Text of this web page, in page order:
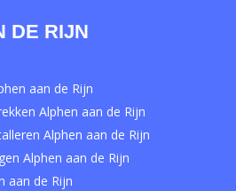
DE RIJN
aan de Rijn
Alphen aan de Rijn
Alphen aan de Rijn
Alphen aan de Rijn
aan de Rijn